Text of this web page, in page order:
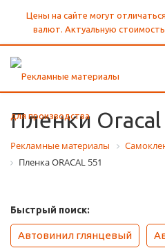
Цены на сайте могут
валют. Актуальную
Пленки Oracal
Рекламные материалы
Пленка ORACAL 551
Быстрый поиск:
Автовинил глянцевый